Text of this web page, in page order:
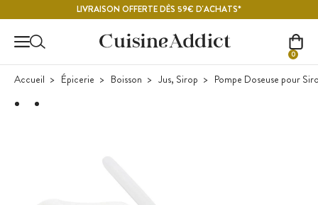
LIVRAISON OFFERTE DÈS 59€ D'ACHATS*
0
Accueil Épicerie Boisson Jus, Sirop Pompe Doseuse pour